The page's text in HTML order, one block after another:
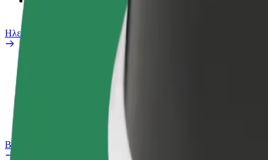
Ηλεκτρικά ποδήλατα
Αναφορά προβλήματος
Bolt Plus